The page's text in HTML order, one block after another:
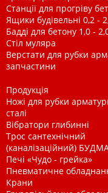
Станції для прогріву
Ящики будівельні 0,2 -
Бадді для бетону 1,0 -
Стіл муляра
Верстати для рубки
запчастини
Продукція
Ножі для рубки
сталі
Вібратори глибинні
Трос сантехнічний
(каналізаційний)
Печі «Чудо - грейка»
Пневматичне
Крани